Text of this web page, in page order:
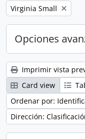
Remove filter:
Virginia Small
Opciones
Imprimir vista
Card view
Ordenar por:
Dirección: